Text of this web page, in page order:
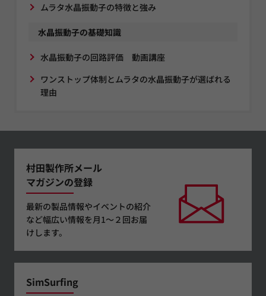
ムラタ水晶振動子の特徴と強み
水晶振動子の基礎知識
水晶振動子の回路評価 動画講座
ワンストップ体制とムラタの水晶振動子が選ばれる
理由
村田製作所メール
マガジンの登録
最新の製品情報やイベントの紹介
など幅広い情報を月1～２回お届
けします。
SimSurfing